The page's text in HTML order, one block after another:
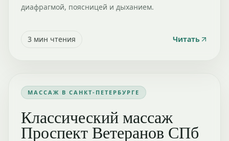
диафрагмой, поясницей и дыханием.
3 мин чтения Читать
МАССАЖ В САНКТ-ПЕТЕРБУРГЕ
Классический массаж
Проспект Ветеранов СПб